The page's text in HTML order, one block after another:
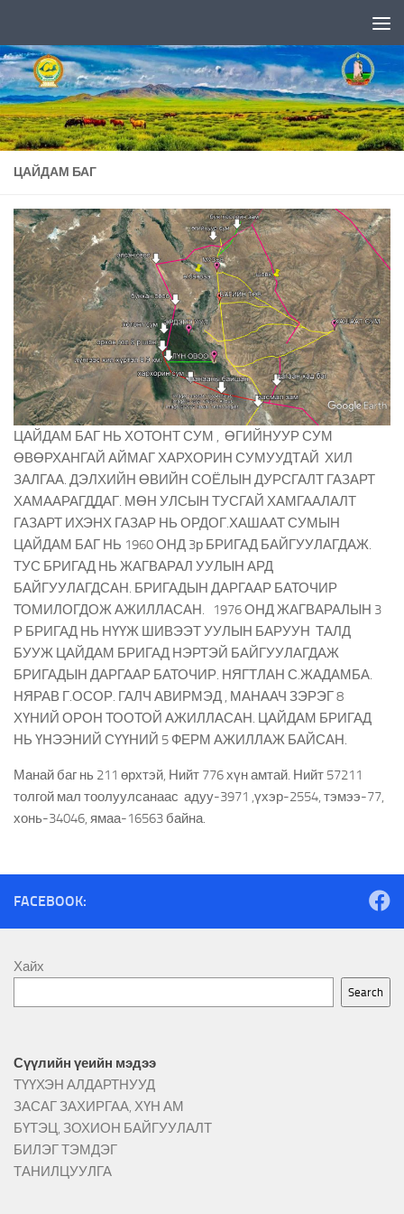
ЦАЙДАМ БАГ
ЦАЙДАМ БАГ НЬ ХОТОНТ СУМ , ӨГИЙНУУР СУМ
ӨВӨРХАНГАЙ АЙМАГ ХАРХОРИН СУМУУДТАЙ ХИЛ
ЗАЛГАА. ДЭЛХИЙН ӨВИЙН СОЁЛЫН ДУРСГАЛТ ГАЗАРТ
ХАМААРАГДДАГ. МӨН УЛСЫН ТУСГАЙ ХАМГААЛАЛТ
ГАЗАРТ ИХЭНХ ГАЗАР НЬ ОРДОГ.ХАШААТ СУМЫН
ЦАЙДАМ БАГ НЬ 1960 ОНД 3р БРИГАД БАЙГУУЛАГДАЖ.
ТУС БРИГАД НЬ ЖАГВАРАЛ УУЛЫН АРД
БАЙГУУЛАГДСАН. БРИГАДЫН ДАРГААР БАТОЧИР
ТОМИЛОГДОЖ АЖИЛЛАСАН. 1976 ОНД ЖАГВАРАЛЫН 3
Р БРИГАД НЬ НҮҮЖ ШИВЭЭТ УУЛЫН БАРУУН ТАЛД
БУУЖ ЦАЙДАМ БРИГАД НЭРТЭЙ БАЙГУУЛАГДАЖ
БРИГАДЫН ДАРГААР БАТОЧИР. НЯГТЛАН С.ЖАДАМБА.
НЯРАВ Г.ОСОР. ГАЛЧ АВИРМЭД , МАНААЧ ЗЭРЭГ 8
ХҮНИЙ ОРОН ТООТОЙ АЖИЛЛАСАН. ЦАЙДАМ БРИГАД
НЬ ҮНЭЭНИЙ СҮҮНИЙ 5 ФЕРМ АЖИЛЛАЖ БАЙСАН.
Манай баг нь 211 өрхтэй, Нийт 776 хүн амтай. Нийт 57211
толгой мал тоолуулсанаас адуу-3971 ,үхэр-2554, тэмээ-77,
хонь-34046, ямаа-16563 байна.
FACEBOOK:
Хайх
Search
Сүүлийн үеийн мэдээ
ТҮҮХЭН АЛДАРТНУУД
ЗАСАГ ЗАХИРГАА, ХҮН АМ
БҮТЭЦ, ЗОХИОН БАЙГУУЛАЛТ
БИЛЭГ ТЭМДЭГ
ТАНИЛЦУУЛГА